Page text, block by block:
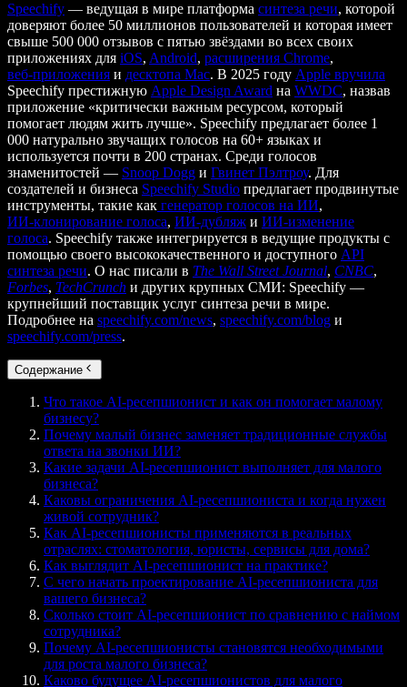
Speechify — ведущая в мире платформа синтеза речи, которой
доверяют более 50 миллионов пользователей и которая имеет
свыше 500 000 отзывов с пятью звёздами во всех своих
приложениях для iOS, Android, расширения Chrome,
веб‑приложения и десктопа Mac. В 2025 году Apple вручила
Speechify престижную Apple Design Award на WWDC, назвав
приложение «критически важным ресурсом, который
помогает людям жить лучше». Speechify предлагает более 1
000 натурально звучащих голосов на 60+ языках и
используется почти в 200 странах. Среди голосов
знаменитостей — Snoop Dogg и Гвинет Пэлтроу. Для
создателей и бизнеса Speechify Studio предлагает продвинутые
инструменты, такие как генератор голосов на ИИ,
ИИ‑клонирование голоса, ИИ‑дубляж и ИИ‑изменение
голоса. Speechify также интегрируется в ведущие продукты с
помощью своего высококачественного и доступного API
синтеза речи. О нас писали в The Wall Street Journal, CNBC,
Forbes, TechCrunch и других крупных СМИ: Speechify —
крупнейший поставщик услуг синтеза речи в мире.
Подробнее на speechify.com/news, speechify.com/blog и
speechify.com/press.
Содержание
Что такое AI-ресепшионист и как он помогает малому
бизнесу?
Почему малый бизнес заменяет традиционные службы
ответа на звонки ИИ?
Какие задачи AI-ресепшионист выполняет для малого
бизнеса?
Каковы ограничения AI-ресепшиониста и когда нужен
живой сотрудник?
Как AI-ресепшионисты применяются в реальных
отраслях: стоматология, юристы, сервисы для дома?
Как выглядит AI-ресепшионист на практике?
С чего начать проектирование AI-ресепшиониста для
вашего бизнеса?
Сколько стоит AI-ресепшионист по сравнению с наймом
сотрудника?
Почему AI-ресепшионисты становятся необходимыми
для роста малого бизнеса?
Каково будущее AI-ресепшионистов для малого